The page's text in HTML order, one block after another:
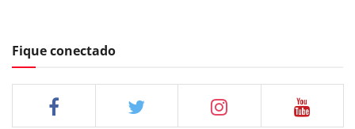
Fique conectado